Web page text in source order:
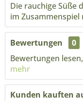
Die rauchige Süße
im
Bewertungen
0
Bewertungen
mehr
Kunden kauften